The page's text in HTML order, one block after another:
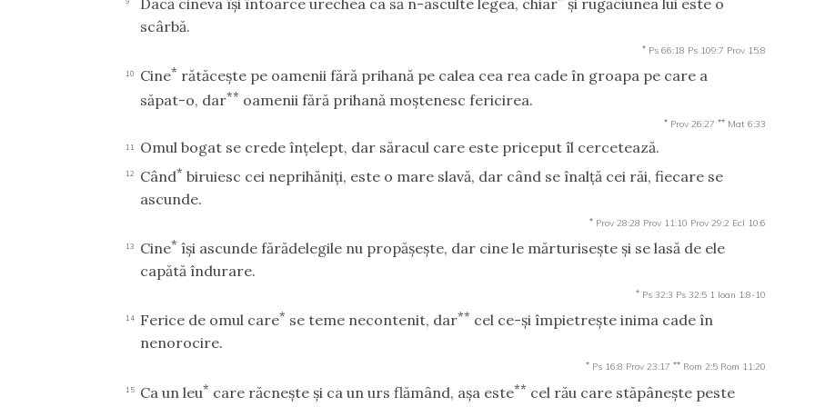
scârbă.
* Ps 66:18 Ps 109:7 Prov 15:8
10 Cine* rătăceşte pe oamenii fără prihană pe calea cea rea cade în groapa pe care a
săpat-o, dar** oamenii fără prihană moştenesc fericirea.
* Prov 26:27 ** Mat 6:33
11 Omul bogat se crede înţelept, dar săracul care este priceput îl cercetează.
12 Când* biruiesc cei neprihăniţi, este o mare slavă, dar când se înalţă cei răi, fiecare se
ascunde.
* Prov 28:28 Prov 11:10 Prov 29:2 Ecl 10:6
13 Cine* îşi ascunde fărădelegile nu propăşeşte, dar cine le mărturiseşte şi se lasă de ele
capătă îndurare.
* Ps 32:3 Ps 32:5 1 Ioan 1:8-10
14 Ferice de omul care* se teme necontenit, dar** cel ce-şi împietreşte inima cade în
nenorocire.
* Ps 16:8 Prov 23:17 ** Rom 2:5 Rom 11:20
15 Ca un leu* care răcneşte şi ca un urs flămând, aşa este** cel rău care stăpâneşte peste